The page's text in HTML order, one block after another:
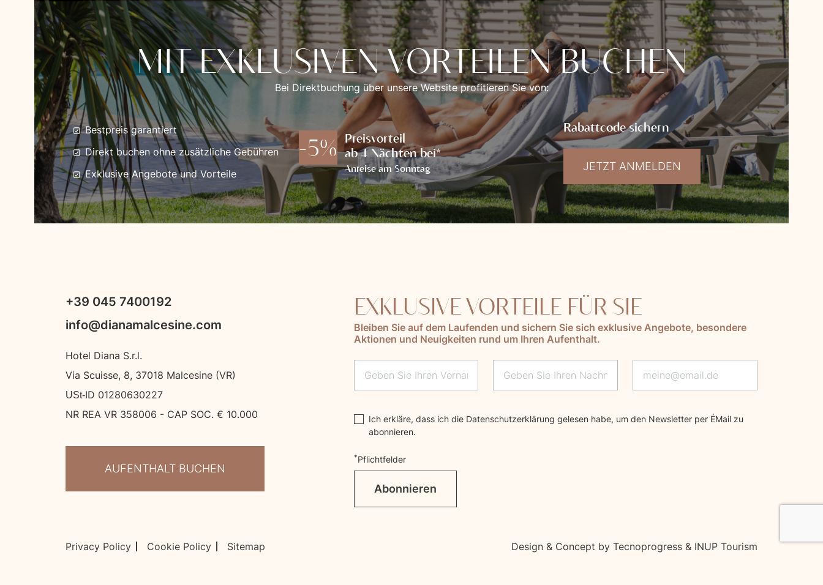
MIT EXKLUSIVEN VORTEILEN BUCHEN
Bei Direktbuchung über unsere Website profitieren Sie von:
Bestpreis garantiert
Direkt buchen ohne zusätzliche Gebühren
Exklusive Angebote und Vorteile
-5% Preisvorteil
ab 4 Nächten bei*
Anreise am Sonntag
Rabattcode sichern
JETZT ANMELDEN
+39 045 7400192
info@dianamalcesine.com
Hotel Diana S.r.l.
Via Scuisse, 8, 37018 Malcesine (VR)
USt‑ID 01280630227
NR REA VR 358006 - CAP SOC. € 10.000
AUFENTHALT BUCHEN
EXKLUSIVE VORTEILE FÜR SIE
Bleiben Sie auf dem Laufenden und sichern Sie sich exklusive Angebote, besondere
Aktionen und Neuigkeiten rund um Ihren Aufenthalt.
Ich erkläre, dass ich die Datenschutzerklärung gelesen habe, um den Newsletter per E‑Mail zu
abonnieren.
*Pflichtfelder
Abonnieren
Privacy Policy Cookie Policy Sitemap Design & Concept by Tecnoprogress & INUP Tourism